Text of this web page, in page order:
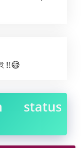
!!😅
status